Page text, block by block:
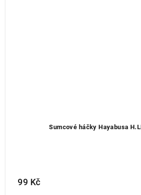
Sumcové háčky Hayabusa
99 Kč